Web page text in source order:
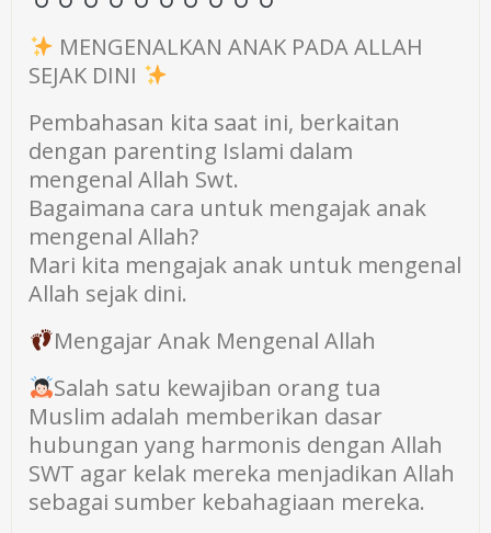
MENGENALKAN ANAK PADA ALLAH
SEJAK DINI
Pembahasan kita saat ini, berkaitan
dengan parenting Islami dalam
mengenal Allah Swt.
Bagaimana cara untuk mengajak anak
mengenal Allah?
Mari kita mengajak anak untuk mengenal
Allah sejak dini.
Mengajar Anak Mengenal Allah
Salah satu kewajiban orang tua
Muslim adalah memberikan dasar
hubungan yang harmonis dengan Allah
SWT agar kelak mereka menjadikan Allah
sebagai sumber kebahagiaan mereka.